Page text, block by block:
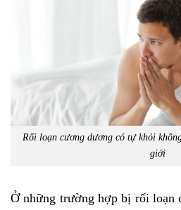
Rối loạn cương dương có tự khỏi
giới
Ở những trường hợp bị rối loạn